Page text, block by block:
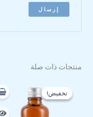
منتجات ذات صلة
تخفيض!
تخفيض!الأصلي
هو:
130 EGP.
الحالي
هو:
99 EGP.